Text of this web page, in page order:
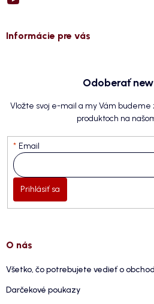
Informácie pre vás
Odoberať
Vložte svoj e-mail a my Vám budeme
produktoch na
Email
Prihlásiť sa
O nás
Všetko, čo potrebujete vedieť o
Darčekové poukazy